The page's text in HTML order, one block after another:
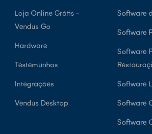
Loja Online Grátis -
Vendus Go
Hardware
Testemunhos
Integrações
Vendus Desktop
Software
Software
Software
Software
Software
Software